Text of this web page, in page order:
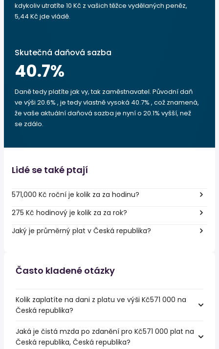
kdykoliv utratíte 10 Kč z vašich těžce vydělaných peněz,
5,44 Kč jde vládě.
Skutečná daňová sazba
40.7%
Daně tedy platíte jak vy, tak zaměstnavatel. Původní daň
ve výši 20.6% , je tedy vlastně vysoká 40.7% , což znamená,
že vaše aktuální daňová sazba je nyní o 20.1% vyšší, než
se zdálo.
Lidé se také ptají
571,000 Kč roční je kolik za za hodinu?
275 Kč hodinový je kolik za za rok?
Jaký je průměrný plat v Česká republika?
Často kladené otázky
Kolik zaplatíte na dani z platu ve výši Kč571 000 na
Česká republika?
Jaká je čistá mzda po zdanění pro Kč571 000 plat na
Česká republika, Česká republika?